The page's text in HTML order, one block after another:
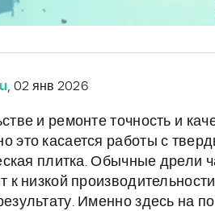
, 02 янв 2026
и ремонте точность и
касается работы с
плитка. Обычные дрели
низкой
Именно здесь на